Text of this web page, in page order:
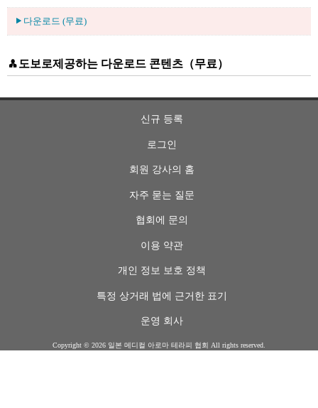
다운로드 (무료)
도보로제공하는 다운로드 콘텐츠（무료）
신규 등록
로그인
회원 강사의 홈
자주 묻는 질문
협회에 문의
이용 약관
개인 정보 보호 정책
특정 상거래 법에 근거한 표기
운영 회사
Copyright © 2026 일본 메디컬 아로마 테라피 협회 All rights reserved.